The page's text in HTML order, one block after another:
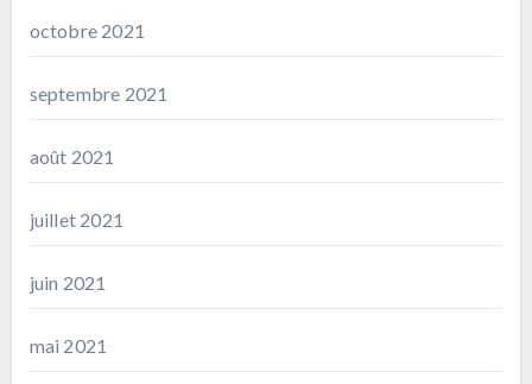
octobre 2021
septembre 2021
août 2021
juillet 2021
juin 2021
mai 2021